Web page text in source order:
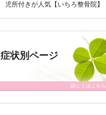
児所付きが人気【いちろ整骨院】
症状別ページ
詳しくはこちら